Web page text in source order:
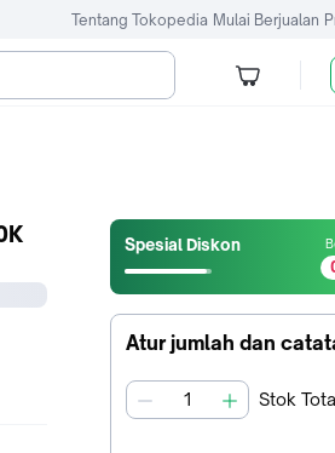
Tentang Tokopedia Mulai Berjualan
Spesial Diskon
Atur jumlah dan
jumlah Stok